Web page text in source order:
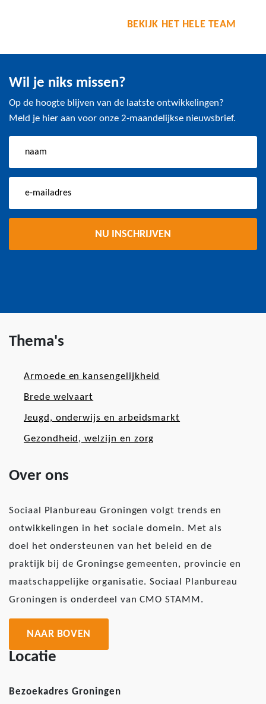
BEKIJK HET HELE TEAM
Wil je niks missen?
Op de hoogte blijven van de laatste ontwikkelingen?
Meld je hier aan voor onze 2-maandelijkse nieuwsbrief.
Thema's
Armoede en kansengelijkheid
Brede welvaart
Jeugd, onderwijs en arbeidsmarkt
Gezondheid, welzijn en zorg
Over ons
Sociaal Planbureau Groningen volgt trends en
ontwikkelingen in het sociale domein. Met als
doel het ondersteunen van het beleid en de
praktijk bij de Groningse gemeenten, provincie en
maatschappelijke organisatie. Sociaal Planbureau
Groningen is onderdeel van CMO STAMM.
NAAR BOVEN
Locatie
Bezoekadres Groningen